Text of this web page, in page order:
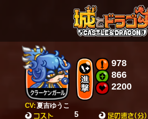
CV: 夏吉ゆうこ
978
866
2200
5